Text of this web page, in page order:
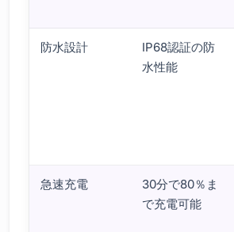
防水設計
IP68認証の防
水性能
急速充電
30分で80％ま
で充電可能